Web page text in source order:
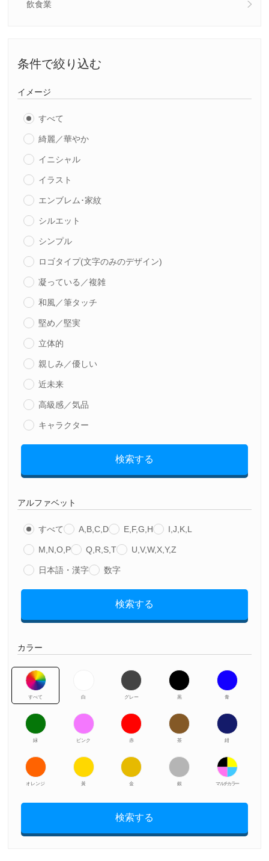
飲食業
条件で絞り込む
イメージ
すべて
綺麗／華やか
イニシャル
イラスト
エンブレム･家紋
シルエット
シンプル
ロゴタイプ(文字のみのデザイン)
凝っている／複雑
和風／筆タッチ
堅め／堅実
立体的
親しみ／優しい
近未来
高級感／気品
キャラクター
検索する
アルファベット
すべて A,B,C,D E,F,G,H I,J,K,L
M,N,O,P Q,R,S,T U,V,W,X,Y,Z
日本語・漢字 数字
検索する
カラー
すべて 白 グレー 黒 青
緑 ピンク 赤 茶 紺
オレンジ 黃 金 銀 マルチカラー
検索する